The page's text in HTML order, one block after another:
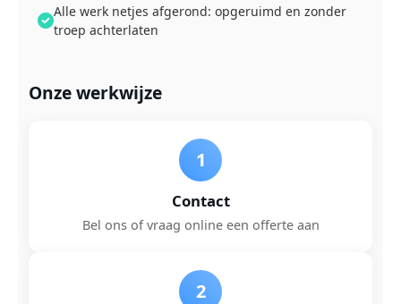
Alle werk netjes afgerond: opgeruimd en zonder
troep achterlaten
Onze werkwijze
1
Contact
Bel ons of vraag online een offerte aan
2